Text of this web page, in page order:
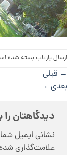
ارسال بازتاب بسته شده
← قبلی
بعدی →
دیدگاهتان را
نشانی ایمیل
علامت‌گذاری